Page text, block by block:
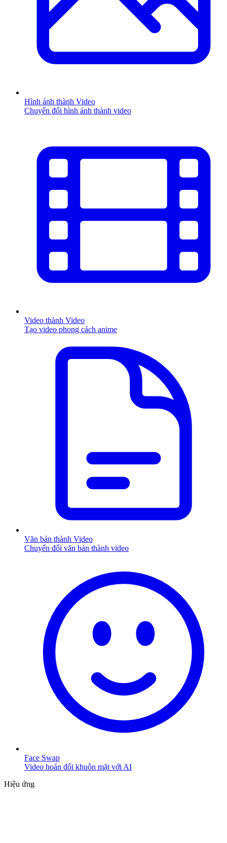
Hình ảnh thành Video
Chuyển đổi hình ảnh thành video
Video thành Video
Tạo video phong cách anime
Văn bản thành Video
Chuyển đổi văn bản thành video
Face Swap
Video hoán đổi khuôn mặt với AI
Hiệu ứng